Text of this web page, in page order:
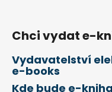
Chci vydat e-
Vydavatelství
e-books
Kde bude e-